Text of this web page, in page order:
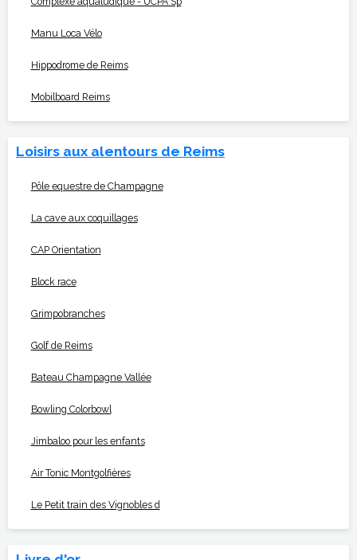
Manu Loca Vélo
Hippodrome de Reims
Mobilboard Reims
Loisirs aux alentours de Reims
Pôle equestre de Champagne
La cave aux coquillages
CAP Orientation
Block race
Grimpobranches
Golf de Reims
Bateau Champagne Vallée
Bowling Colorbowl
Jimbaloo pour les enfants
Air Tonic Montgolfières
Le Petit train des Vignobles d